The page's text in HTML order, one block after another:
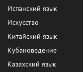
Испанский язык
Искусство
Китайский язык
Кубановедение
Казахский язык